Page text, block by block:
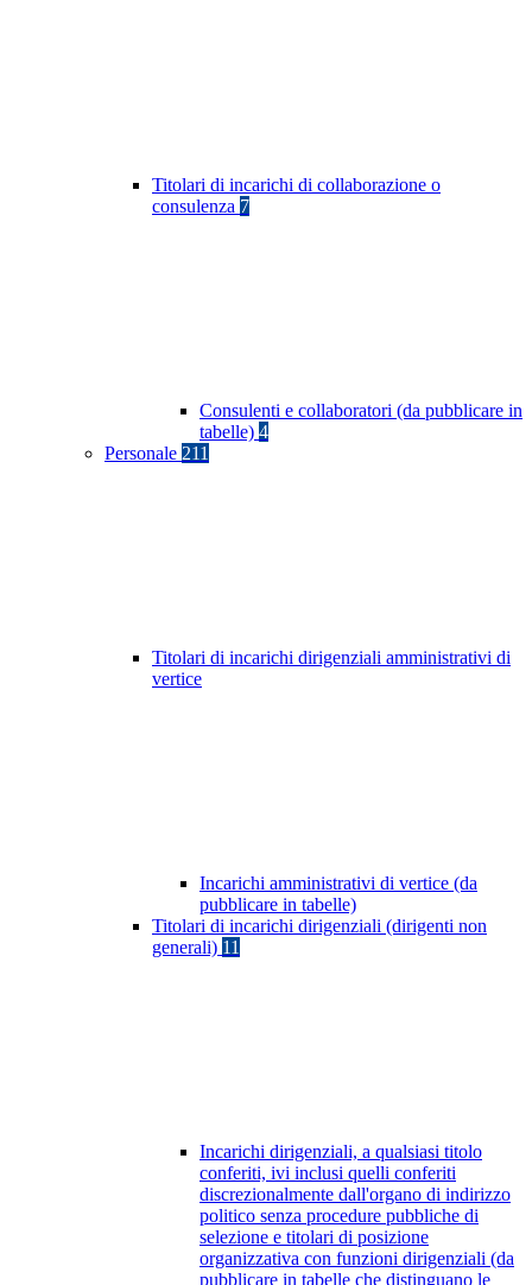
Titolari di incarichi di collaborazione o
consulenza 7
Consulenti e collaboratori (da pubblicare in
tabelle) 4
Personale 211
Titolari di incarichi dirigenziali amministrativi di
vertice
Incarichi amministrativi di vertice (da
pubblicare in tabelle)
Titolari di incarichi dirigenziali (dirigenti non
generali) 11
Incarichi dirigenziali, a qualsiasi titolo
conferiti, ivi inclusi quelli conferiti
discrezionalmente dall'organo di indirizzo
politico senza procedure pubbliche di
selezione e titolari di posizione
organizzativa con funzioni dirigenziali (da
pubblicare in tabelle che distinguano le